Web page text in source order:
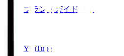
ブランドガイドライン
YouTube